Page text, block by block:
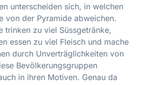
unterscheiden sich, in welchen
von der Pyramide abweichen.
trinken zu viel Süssgetränke,
essen zu viel Fleisch und mache
durch Unverträglichkeiten von
Bevölkerungsgruppen
in ihren Motiven. Genau da